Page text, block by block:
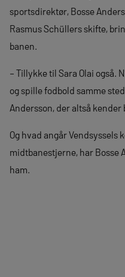
sportsdirektør, Bosse
Rasmus Schüllers skifte,
banen.
– Tillykke til Sara Olai også.
og spille fodbold samme
Andersson, der altså
Og hvad angår Vendsyssels
midtbanestjerne, har Bosse
ham.